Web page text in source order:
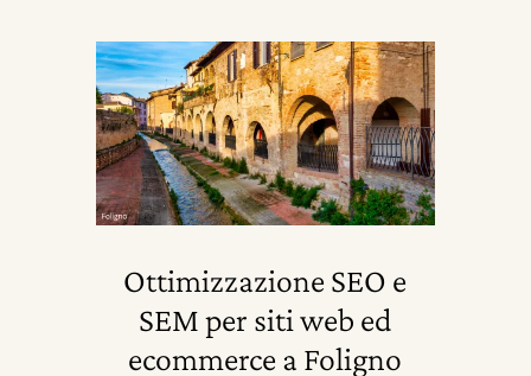
Ottimizzazione SEO e
SEM per siti web ed
ecommerce a Foligno